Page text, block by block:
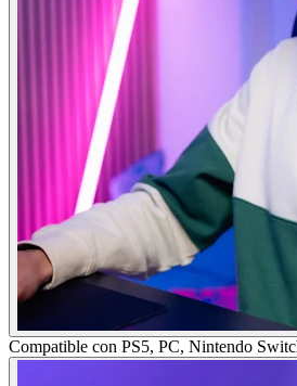
Compatible con PS5, PC, Nintendo